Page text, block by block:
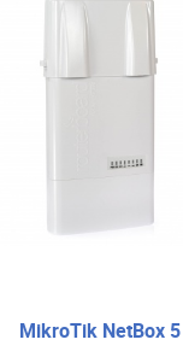
MikroTik NetBox 5